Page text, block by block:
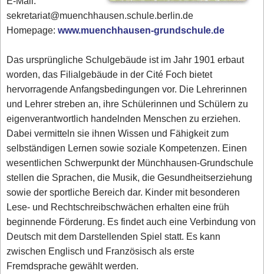
sekretariat@muenchhausen.schule.berlin.de
Homepage:www.muenchhausen-grundschule.de
Das ursprüngliche Schulgebäude ist im Jahr 1901 erbaut
worden, das Filialgebäude in der Cité Foch bietet
hervorragende Anfangsbedingungen vor. Die Lehrerinnen
und Lehrer streben an, ihre Schülerinnen und Schülern zu
eigenverantwortlich handelnden Menschen zu erziehen.
Dabei vermitteln sie ihnen Wissen und Fähigkeit zum
selbständigen Lernen sowie soziale Kompetenzen. Einen
wesentlichen Schwerpunkt der Münchhausen-Grundschule
stellen die Sprachen, die Musik, die Gesundheitserziehung
sowie der sportliche Bereich dar. Kinder mit besonderen
Lese- und Rechtschreibschwächen erhalten eine früh
beginnende Förderung. Es findet auch eine Verbindung von
Deutsch mit dem Darstellenden Spiel statt. Es kann
zwischen Englisch und Französisch als erste
Fremdsprache gewählt werden.